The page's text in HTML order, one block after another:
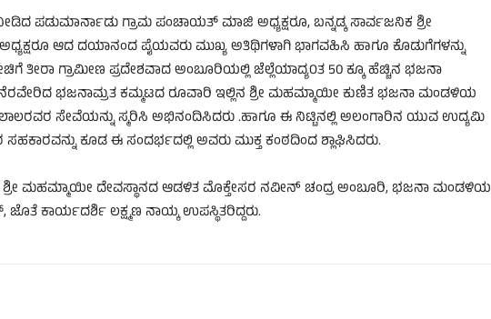
ಪಡುಮಾರ್ನಾಡು ಗ್ರಾಮ ಪಂಚಾಯತ್ ಮಾಜಿ ಅಧ್ಯಕ್ಷರೂ, ಬನ್ನಡ್ಕ ಸಾರ್ವಜನಿಕ ಶ್ರೀ
ಅಧ್ಯಕ್ಷರೂ ಆದ ದಯಾನಂದ ಪೈಯವರು ಮುಖ್ಯ ಅತಿಥಿಗಳಾಗಿ ಭಾಗವಹಿಸಿ ಹಾಗೂ ಕೊಡುಗೆಗಳನ್ನು
ತೀರಾ ಗ್ರಾಮೀಣ ಪ್ರದೇಶವಾದ ಅಂಬೂರಿಯಲ್ಲಿ ಜೆಲ್ಲೆಯಾದ್ಯOತ 50 ಕ್ಕೂ ಹೆಚ್ಚಿನ ಭಜನಾ
ಭಜನಾಮ್ರತ ಕಮ್ಮಟದ ರೂವಾರಿ ಇಲ್ಲಿನ ಶ್ರೀ ಮಹಮ್ಮಾಯೀ ಕುಣಿತ ಭಜನಾ ಮಂಡಳಿಯ
ಸೇವೆಯನ್ನು ಸ್ಮರಿಸಿ ಅಭಿನಂದಿಸಿದರು .ಹಾಗೂ ಈ ನಿಟ್ಟಿನಲ್ಲಿ ಅಲಂಗಾರಿನ ಯುವ ಉದ್ಯಮಿ
ಕೂಡ ಈ ಸಂದರ್ಭದಲ್ಲಿ ಅವರು ಮುಕ್ತ ಕಂಠದಿಂದ ಶ್ಲಾಘಿಸಿದರು.
ಮಹಮ್ಮಾಯೀ ದೇವಸ್ಥಾನದ ಆಡಳಿತ ಮೊಕ್ತೇಸರ ನವೀನ್ ಚಂದ್ರ ಅಂಬೂರಿ, ಭಜನಾ ಮಂಡಳಿಯ
ಕಾರ್ಯದರ್ಶಿ ಲಕ್ಷ್ಮಣ ನಾಯ್ಕ ಉಪಸ್ಥಿತರಿದ್ದರು.